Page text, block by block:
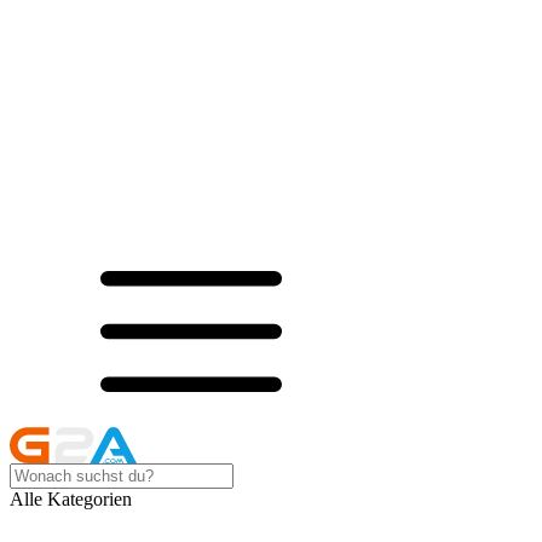
Alle Kategorien